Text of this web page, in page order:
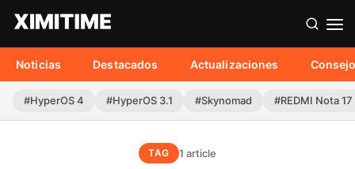
Noticias Destacados Actualizaciones
#HyperOS 4 #HyperOS 3.1 #Skynomad #REDMI Nota 17
TAG 1 article